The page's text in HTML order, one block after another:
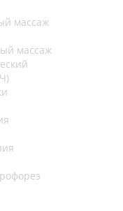
массаж
массаж